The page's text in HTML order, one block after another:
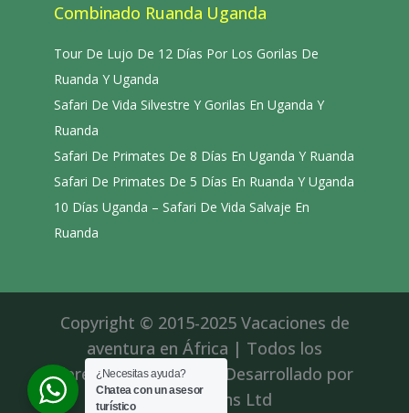
Combinado Ruanda Uganda
Tour De Lujo De 12 Días Por Los Gorilas De
Ruanda Y Uganda
Safari De Vida Silvestre Y Gorilas En Uganda Y
Ruanda
Safari De Primates De 8 Días En Uganda Y Ruanda
Safari De Primates De 5 Días En Ruanda Y Uganda
10 Días Uganda – Safari De Vida Salvaje En
Ruanda
Copyright © 2015-2025 Vacaciones de
aventura en África | Todos los
derechos reservados|Desarrollado por
Roll Solutions Ltd
¿Necesitas ayuda?
Chatea con un asesor
turístico